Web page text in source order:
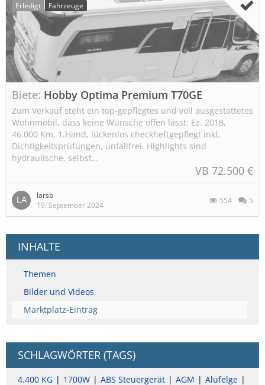
Erledigt Fahrzeuge
Biete Hobby Optima Premium T70GE
Zum Verkauf steht ein top-gepflegtes und voll ausgestattetes
Wohnmobil, dass keine Wünsche offen lässt: Ez. 2018,
46.000 Km, 1.Hand, lückenlos checkheftgepflegt inkl.
Dichtigkeitsprüfungen, unfallfrei. Highlights sind
hydraulische, selbst…
VB 72.500 €
larsb
19. September 2024
554 5
INHALTE
Themen
Bilder und Videos
Marktplatz-Eintrag
SCHLAGWÖRTER (TAGS)
4.400 KG 1700W ABS Steuergerät AGM
Alufelge